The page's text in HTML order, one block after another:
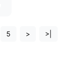
5 > >|